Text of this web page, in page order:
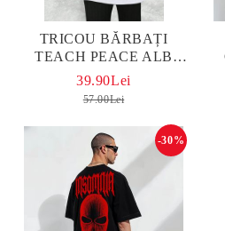
TRICOU BĂRBAȚI
TEACH PEACE ALB
OVERSIZED
39.90Lei
57.00Lei
-30%